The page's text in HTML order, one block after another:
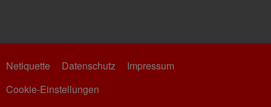
Netiquette Datenschutz
Impressum
Cookie-Einstellungen